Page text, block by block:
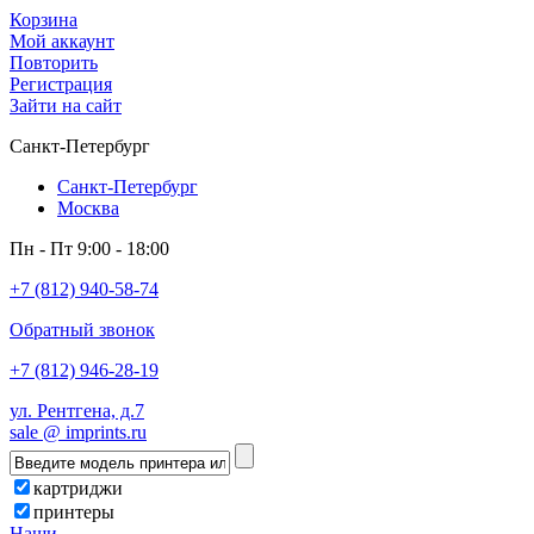
Корзина
Мой аккаунт
Повторить
Регистрация
Зайти на сайт
Санкт-Петербург
Санкт-Петербург
Москва
Пн - Пт 9:00 - 18:00
+7 (812) 940-58-74
Обратный звонок
+7 (812) 946-28-19
ул. Рентгена, д.7
sale @ imprints.ru
картриджи
принтеры